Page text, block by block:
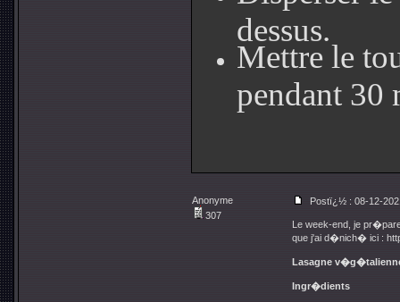
dessus.
Mettre le
pendant 30
Anonyme
307
Postï¿½ : 08-12-
Le week-end, je
que j'ai d�nich� ici :
Lasagne
Ingr�dients